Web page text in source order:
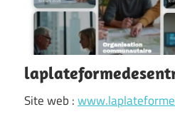
Site web :